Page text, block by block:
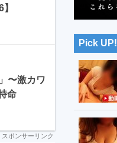
〜激カワ
命
スポンサーリンク
Pick UP!